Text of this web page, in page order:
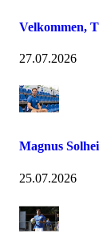
Velkommen,
27.07.2026
Magnus
25.07.2026